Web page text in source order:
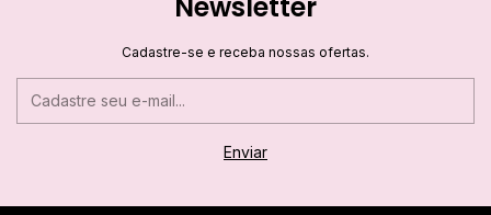
Cadastre-se e receba nossas ofertas.